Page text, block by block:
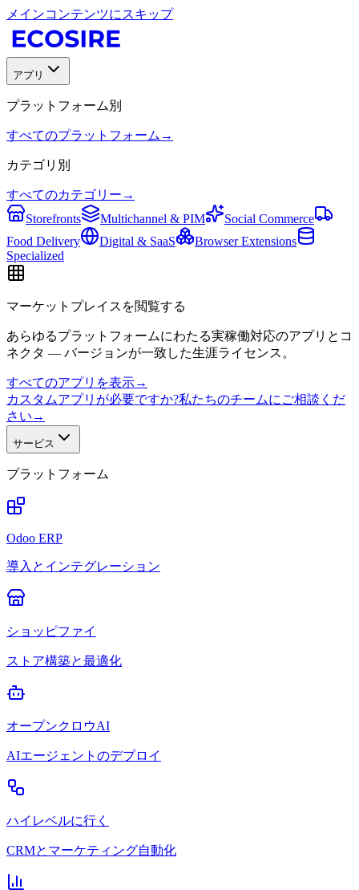
メインコンテンツにスキップ
アプリ
プラットフォーム別
すべてのプラットフォーム →
カテゴリ別
すべてのカテゴリー →
Storefronts
Multichannel & PIM
Social Commerce
Food Delivery
Digital & SaaS
Browser Extensions
Specialized
マーケットプレイスを閲覧する
あらゆるプラットフォームにわたる実稼働対応のアプリとコ
ネクタ — バージョンが一致した生涯ライセンス。
すべてのアプリを表示→
カスタムアプリが必要ですか?私たちのチームにご相談くだ
さい →
サービス
プラットフォーム
Odoo ERP
導入とインテグレーション
ショッピファイ
ストア構築と最適化
オープンクロウAI
AIエージェントのデプロイ
ハイレベルに行く
CRMとマーケティング自動化